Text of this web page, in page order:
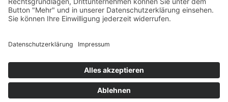
Datenschutzerklärung.
Copyright © 2026 · Bücheralarm